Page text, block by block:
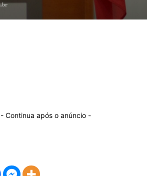
- Continua após o anúncio -